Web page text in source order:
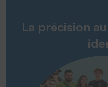
La précision